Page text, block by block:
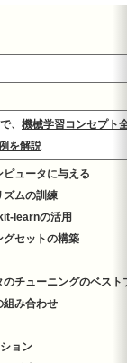
、 機械学習コンセプト全
を解説
ュータに与える
ムの訓練
learnの活用
セットの構築
チューニングのベスト
み合わせ
ョン